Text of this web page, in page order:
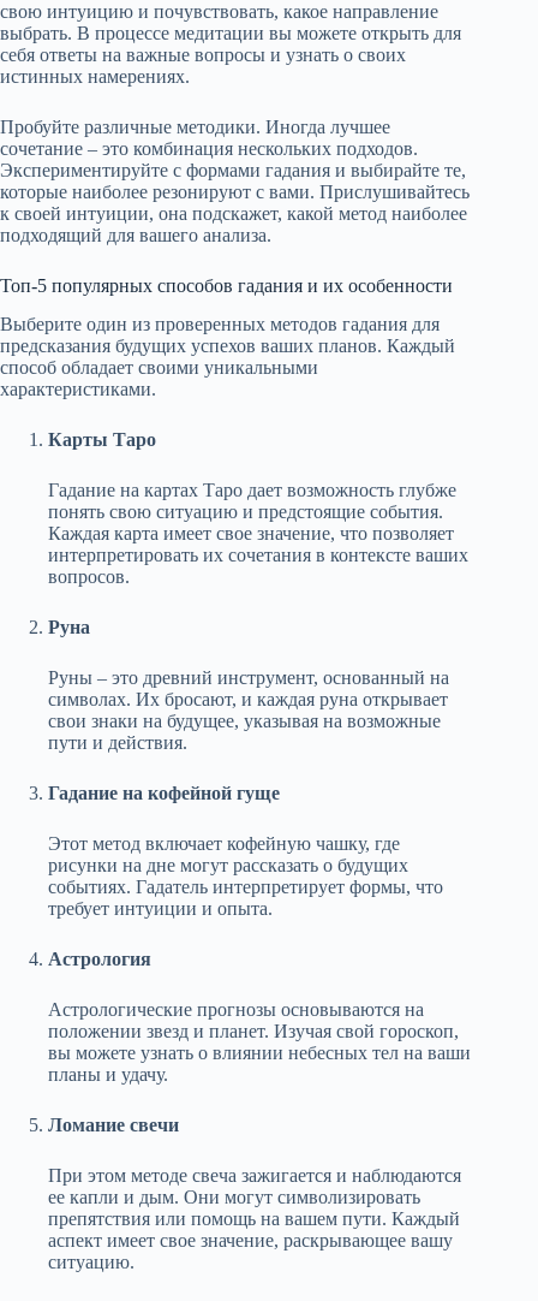
свою интуицию и почувствовать, какое направление
выбрать. В процессе медитации вы можете открыть для
себя ответы на важные вопросы и узнать о своих
истинных намерениях.
Пробуйте различные методики. Иногда лучшее
сочетание – это комбинация нескольких подходов.
Экспериментируйте с формами гадания и выбирайте те,
которые наиболее резонируют с вами. Прислушивайтесь
к своей интуиции, она подскажет, какой метод наиболее
подходящий для вашего анализа.
Топ-5 популярных способов гадания и их особенности
Выберите один из проверенных методов гадания для
предсказания будущих успехов ваших планов. Каждый
способ обладает своими уникальными
характеристиками.
Карты Таро
Гадание на картах Таро дает возможность глубже
понять свою ситуацию и предстоящие события.
Каждая карта имеет свое значение, что позволяет
интерпретировать их сочетания в контексте ваших
вопросов.
Руна
Руны – это древний инструмент, основанный на
символах. Их бросают, и каждая руна открывает
свои знаки на будущее, указывая на возможные
пути и действия.
Гадание на кофейной гуще
Этот метод включает кофейную чашку, где
рисунки на дне могут рассказать о будущих
событиях. Гадатель интерпретирует формы, что
требует интуиции и опыта.
Астрология
Астрологические прогнозы основываются на
положении звезд и планет. Изучая свой гороскоп,
вы можете узнать о влиянии небесных тел на ваши
планы и удачу.
Ломание свечи
При этом методе свеча зажигается и наблюдаются
ее капли и дым. Они могут символизировать
препятствия или помощь на вашем пути. Каждый
аспект имеет свое значение, раскрывающее вашу
ситуацию.